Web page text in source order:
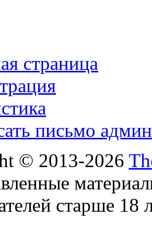
страница
письмо
© 2013-2026
старше 18